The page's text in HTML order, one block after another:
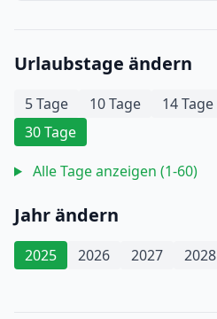
Urlaubstage ändern
5 Tage 10 Tage 14 Tage
30 Tage
Alle Tage anzeigen (1-60)
Jahr ändern
2025 2026 2027 2028